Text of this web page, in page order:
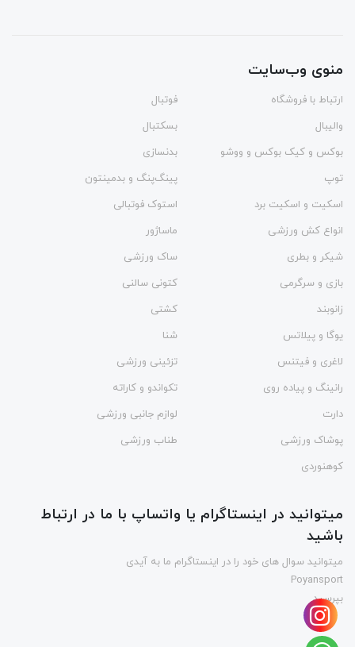
منوی وب‌سایت
ارتباط با فروشگاه
فوتبال
والیبال
بسکتبال
بوکس و کیک بوکس و ووشو
بدنسازی
توپ
پینگ‌پنگ و بدمينتون
اسکیت و اسکیت برد
استوک فوتبالی
انواع کش ورزشی
ماساژور
شیکر و بطری
ساک ورزشی
بازی و سرگرمی
کتونی سالنی
زانوبند
کشتی
یوگا و پیلاتس
شنا
لاغری و فیتنس
تزئینی ورزشی
رانینگ و پیاده روی
تکواندو و کاراته
دارت
لوازم جانبی ورزشی
پوشاک ورزشی
طناب ورزشی
کوهنوردی
میتوانید در اینستاگرام یا واتساپ با ما در ارتباط
باشید
میتوانید سوال های خود را در اینستاگرام ما به آیدی
Poyansport
بپرسید